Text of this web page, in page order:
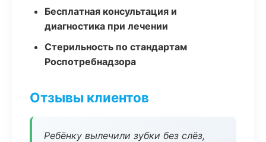
Бесплатная консультация и
диагностика при лечении
Стерильность по стандартам
Роспотребнадзора
Отзывы клиентов
Ребёнку вылечили зубки без слёз,